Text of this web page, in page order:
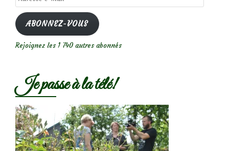
e-
mail
ABONNEZ-VOUS
Rejoignez les 1 740 autres abonnés
Je passe à la télé!